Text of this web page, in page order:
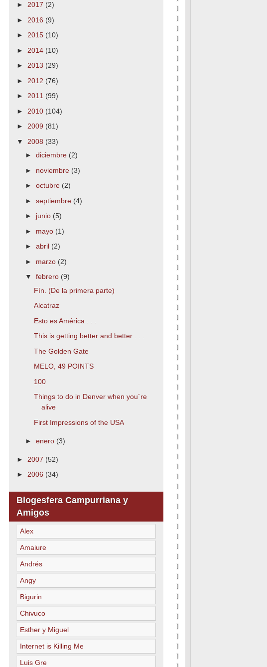
► 2017 (2)
► 2016 (9)
► 2015 (10)
► 2014 (10)
► 2013 (29)
► 2012 (76)
► 2011 (99)
► 2010 (104)
► 2009 (81)
▼ 2008 (33)
► diciembre (2)
► noviembre (3)
► octubre (2)
► septiembre (4)
► junio (5)
► mayo (1)
► abril (2)
► marzo (2)
▼ febrero (9)
Fín. (De la primera parte)
Alcatraz
Esto es América . . .
This is getting better and better . . .
The Golden Gate
MELO, 49 POINTS
100
Things to do in Denver when you´re
alive
First Impressions of the USA
► enero (3)
► 2007 (52)
► 2006 (34)
Blogesfera Campurriana y
Amigos
Alex
Amaiure
Andrés
Angy
Bigurin
Chivuco
Esther y Miguel
Internet is Killing Me
Luis Gre